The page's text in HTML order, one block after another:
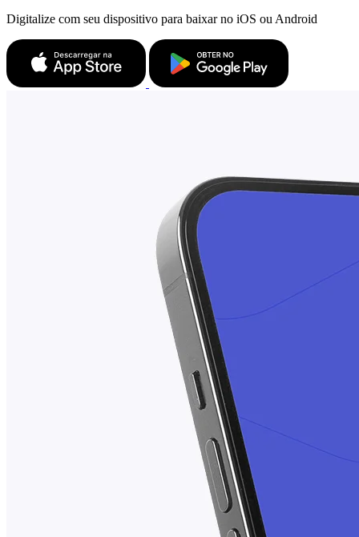
Digitalize com seu dispositivo para baixar no iOS ou Android